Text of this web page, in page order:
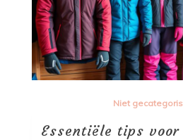
Niet
Essentiële tips